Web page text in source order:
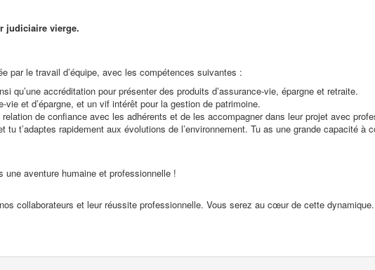
judiciaire vierge.
par le travail d’équipe, avec les compétences suivantes :
qu’une accréditation pour présenter des produits d’assurance-vie, épargne et retraite.
et d’épargne, et un vif intérêt pour la gestion de patrimoine.
relation de confiance avec les adhérents et de les accompagner dans leur projet avec
tu t’adaptes rapidement aux évolutions de l’environnement. Tu as une grande capacité à
une aventure humaine et professionnelle !
collaborateurs et leur réussite professionnelle. Vous serez au cœur de cette dynamique.